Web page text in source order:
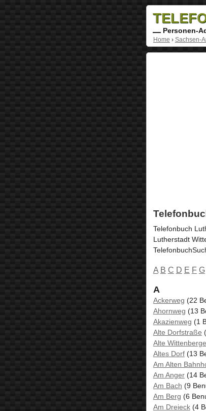
Personen-
Home › Sachsen-
Telefonbuch
Lutherstadt
A B C D E F G
A
Ackerweg (22
Ahornweg (13
Akazienweg (1
Alte Dorfstraße
Alte
Altes Dorf(13
Am Alten
Am Anger(14
Am Bach (9
Am Berg (6
Am Dreieck(4